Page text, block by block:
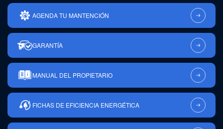
AGENDA TU MANTENCIÓN
GARANTÍA
MANUAL DEL PROPIETARIO
FICHAS DE EFICIENCIA ENERGÉTICA